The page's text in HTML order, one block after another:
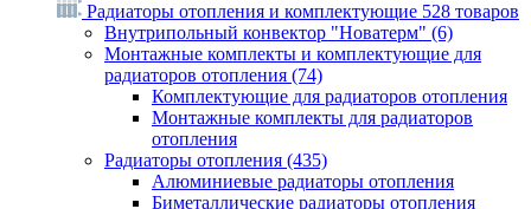
Радиаторы отопления и комплектующие 528 товаров
Внутрипольный конвектор "Новатерм" (6)
Монтажные комплекты и комплектующие для
радиаторов отопления (74)
Комплектующие для радиаторов отопления
Монтажные комплекты для радиаторов
отопления
Радиаторы отопления (435)
Алюминиевые радиаторы отопления
Биметаллические радиаторы отопления